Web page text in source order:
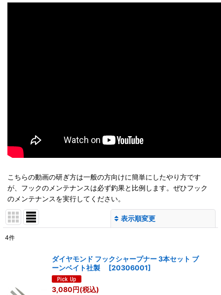
こちらの動画の研ぎ方は一般の方向けに簡単にしたやり方です
が、フックのメンテナンスは必ず釣果と比例します。ぜひフック
のメンテナンスを実行してください。
表示順変更
4件
ダイヤモンド フックシャープナー 3本セット ブ
ーンベイト社製
[20306001]
3,080円(税込)